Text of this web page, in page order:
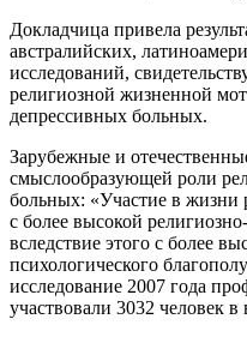
Докладчица привела
австралийских,
исследований,
религиозной жизненной
депрессивных больных.
Зарубежные и
смыслообразующей роли
больных: «Участие в жизни
с более высокой
вследствие этого с более
психологического
исследование 2007 года
участвовали 3032 человек в